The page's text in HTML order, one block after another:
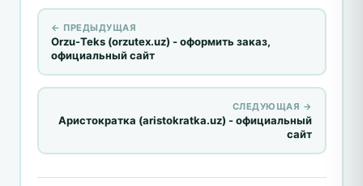
← ПРЕДЫДУЩАЯ
Orzu-Teks (orzutex.uz) - оформить заказ,
официальный сайт
СЛЕДУЮЩАЯ →
Аристократка (aristokratka.uz) - официальный
сайт